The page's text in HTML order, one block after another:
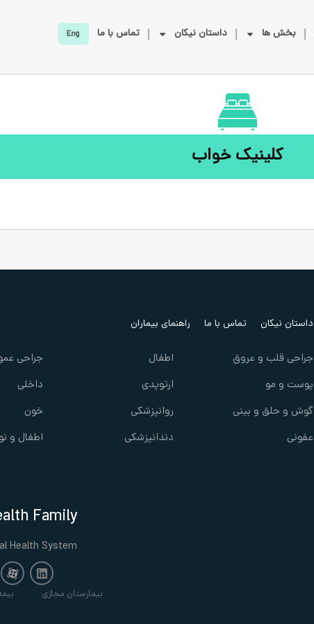
بخش ها داستان نیکان تماس با ما
کلینیک خواب
داستان نیکان تماس با ما راهنمای بیماران
جراحی قلب و عروق
پوست و مو
گوش و حلق و بینی
عفونی
اطفال
ارتوپدی
روانپزشکی
دندانپزشکی
جراحی
داخلی
خون
اطفال و
Family
Health System
بیمارستان مجازی